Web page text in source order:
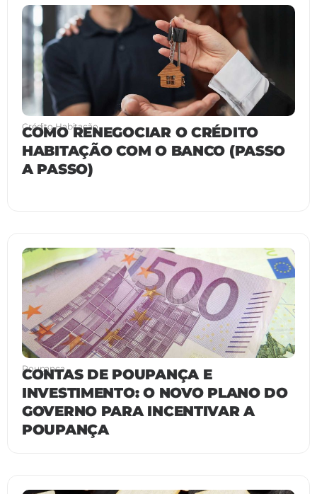
Crédito Habitação
COMO RENEGOCIAR O CRÉDITO
HABITAÇÃO COM O BANCO (PASSO
A PASSO)
Poupança
CONTAS DE POUPANÇA E
INVESTIMENTO: O NOVO PLANO DO
GOVERNO PARA INCENTIVAR A
POUPANÇA